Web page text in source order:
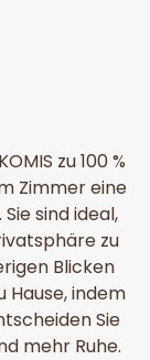
zu 100 %
Zimmer eine
sind ideal,
zu
Blicken
Hause, indem
Sie
mehr Ruhe.